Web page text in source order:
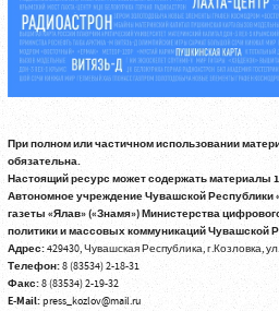
При полном или частичном использовании
обязательна.
Настоящий ресурс может содержать материалы
Автономное учреждение Чувашской Республики
газеты «Ялав» («Знамя») Министерства
политики и массовых коммуникаций Чувашской
Адрес:429430, Чувашская Республика, г.Козловка,
Телефон:8 (83534) 2-18-31
Факс:8 (83534) 2-19-32
E-Mail:press_kozlov@mail.ru